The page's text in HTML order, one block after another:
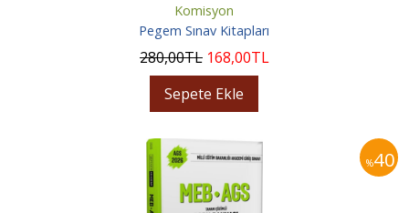
Komisyon
Pegem Sınav Kitapları
280,00TL 168,00TL
Sepete Ekle
%40